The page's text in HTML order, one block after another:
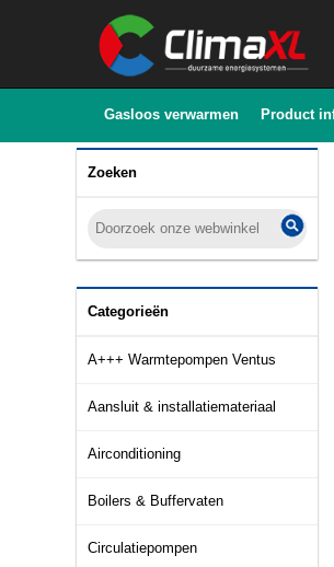
Gasloos verwarmen Product
Zoeken
Categorieën
A+++ Warmtepompen Ventus
Aansluit & installatiemateriaal
Airconditioning
Boilers & Buffervaten
Circulatiepompen